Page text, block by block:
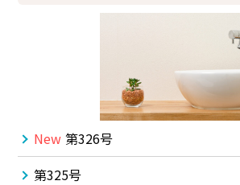
New 第326号
第325号